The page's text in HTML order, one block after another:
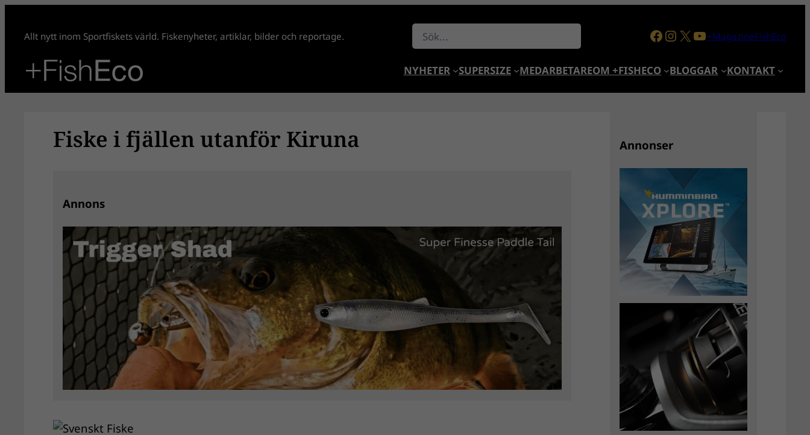
innehåll
Allt nytt inom Sportfiskets värld. Fiskenyheter, artiklar, bilder och reportage. Sök Facebook
Instagram
X YouTube
+MagazineFishEco
NYHETER SUPERSIZE MEDARBETAREOM +FISHECO BLOGGAR KONTAKT
Fiske i fjällen utanför Kiruna
Annons
Annonser